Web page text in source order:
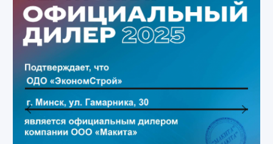
Previous Next